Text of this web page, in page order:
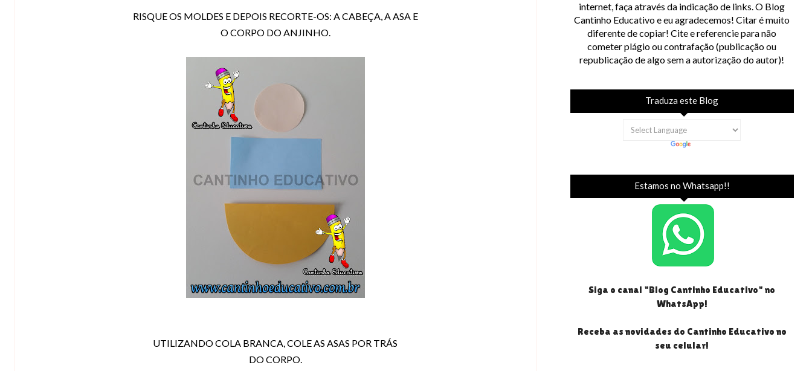
RISQUE OS MOLDES E DEPOIS RECORTE-OS: A CABEÇA, A ASA E
O CORPO DO ANJINHO.
UTILIZANDO COLA BRANCA, COLE AS ASAS POR TRÁS
DO CORPO.
internet, faça através da indicação de links. O Blog
Cantinho Educativo e eu agradecemos! Citar é muito
diferente de copiar! Cite e referencie para não
cometer plágio ou contrafação (publicação ou
republicação de algo sem a autorização do autor)!
Traduza este Blog
Estamos no Whatsapp!!
Siga o canal "Blog Cantinho Educativo" no
WhatsApp!
Receba as novidades do Cantinho Educativo no
seu celular!